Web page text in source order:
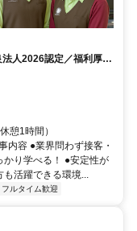
人2026認定／福利厚生
憩1時間）
内容 ●業界問わず接客・
り学べる！ ●安定性が
活躍できる環境...
フルタイム歓迎